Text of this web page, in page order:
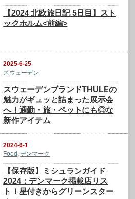
【2024 北欧旅日記 5日目】スト
ックホルム<前編>
2025-6-25
スウェーデン
スウェーデンブランドTHULEの
魅力がギュッと詰まった展示会
へ！通勤・旅・ペットにも◎な
新作アイテム
2024-6-1
Food ,デンマーク
【保存版】ミシュランガイド
2024：デンマーク掲載店リス
ト！星付きからグリーンスター